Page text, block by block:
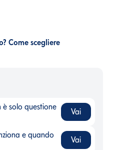
Come scegliere
solo questione di velocità
solo questione
Vai
e quando conviene
e quando
Vai